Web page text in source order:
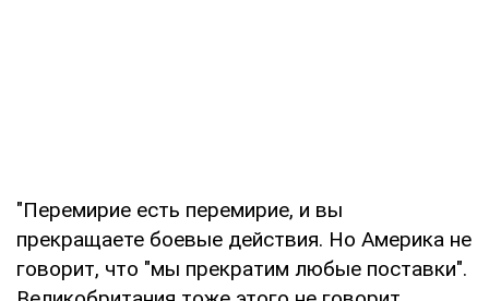
"Перемирие есть перемирие, и вы
прекращаете боевые действия. Но Америка не
говорит, что "мы прекратим любые поставки".